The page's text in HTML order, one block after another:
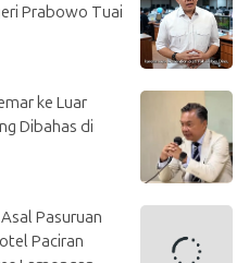
Prabowo Tuai
ke Luar
Dibahas di
Pasuruan
Paciran